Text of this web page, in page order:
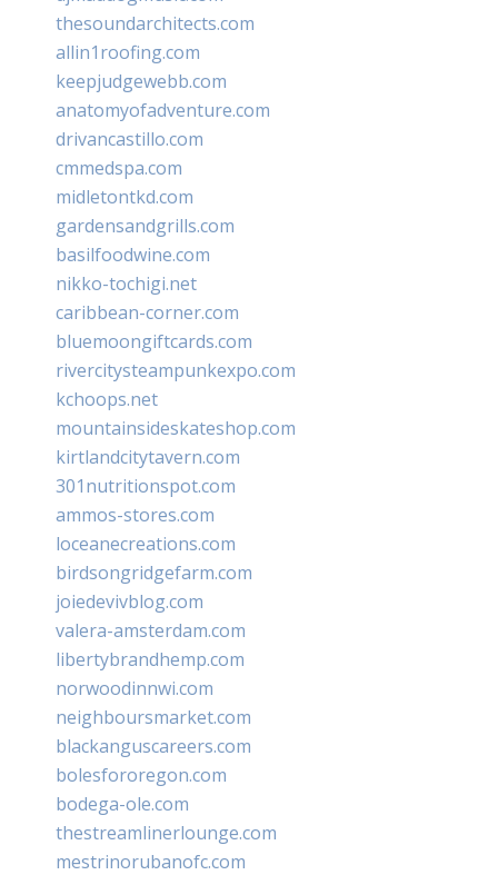
thesoundarchitects.com
allin1roofing.com
keepjudgewebb.com
anatomyofadventure.com
drivancastillo.com
cmmedspa.com
midletontkd.com
gardensandgrills.com
basilfoodwine.com
nikko-tochigi.net
caribbean-corner.com
bluemoongiftcards.com
rivercitysteampunkexpo.com
kchoops.net
mountainsideskateshop.com
kirtlandcitytavern.com
301nutritionspot.com
ammos-stores.com
loceanecreations.com
birdsongridgefarm.com
joiedevivblog.com
valera-amsterdam.com
libertybrandhemp.com
norwoodinnwi.com
neighboursmarket.com
blackanguscareers.com
bolesfororegon.com
bodega-ole.com
thestreamlinerlounge.com
mestrinorubanofc.com